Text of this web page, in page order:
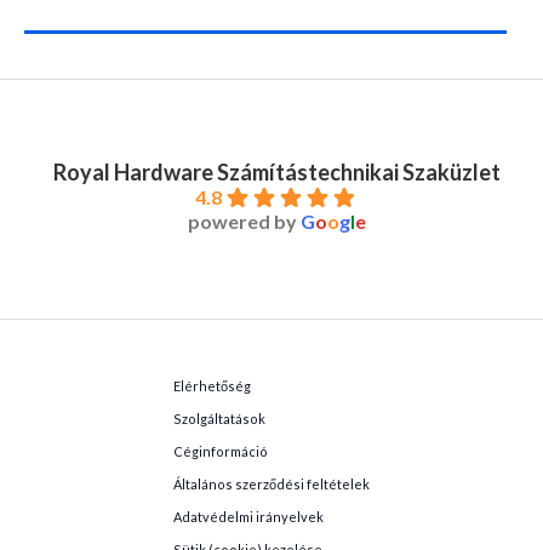
Royal Hardware Számítástechnikai Szaküzlet
4.8
powered by Google
Elérhetőség
Szolgáltatások
Céginformáció
Általános szerződési feltételek
Adatvédelmi irányelvek